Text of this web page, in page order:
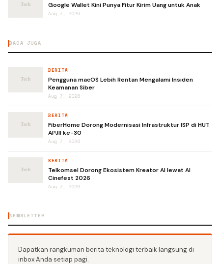
Google Wallet Kini Punya Fitur Kirim Uang untuk Anak
Aug 7, 2026
BACA JUGA
BERITA
Pengguna macOS Lebih Rentan Mengalami Insiden
Keamanan Siber
Aug 7, 2026
BERITA
FiberHome Dorong Modernisasi Infrastruktur ISP di HUT
APJII ke-30
Aug 7, 2026
BERITA
Telkomsel Dorong Ekosistem Kreator AI lewat AI
Cinefest 2026
Aug 7, 2026
NEWSLETTER
Dapatkan rangkuman berita teknologi terbaik langsung di
inbox Anda setiap pagi.